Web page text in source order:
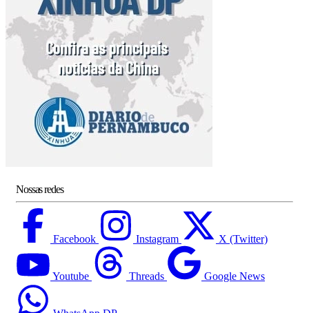
Nossas redes
Facebook Instagram X (Twitter)
Youtube Threads Google News